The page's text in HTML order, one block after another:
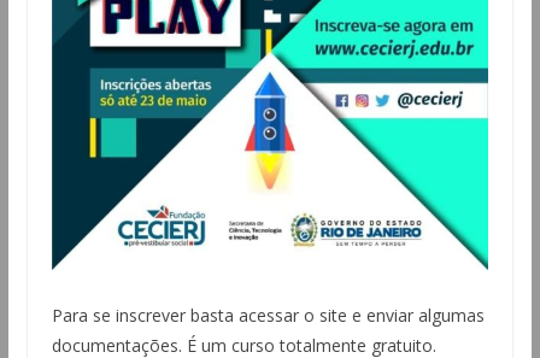
Para se inscrever basta acessar o site e enviar algumas
documentações. É um curso totalmente gratuito.